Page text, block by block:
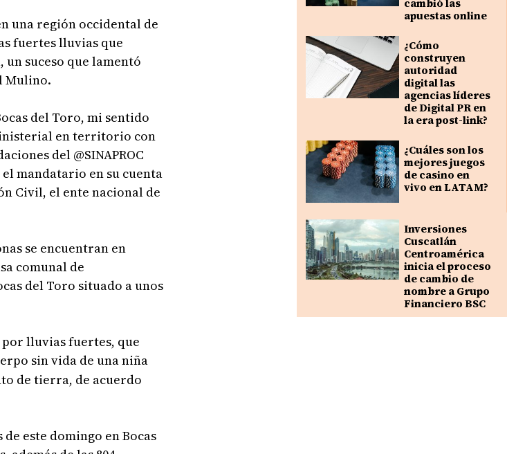
una región occidental de
fuertes lluvias que
suceso que lamentó
Mulino.
del Toro, mi sentido
en territorio con
del @SINAPROC
mandatario en su cuenta
Civil, el ente nacional de
se encuentran en
comunal de
del Toro situado a unos
por lluvias fuertes, que
sin vida de una niña
de tierra, de acuerdo
este domingo en Bocas
cambió las
apuestas online
¿Cómo
construyen
autoridad
digital las
agencias líderes
de Digital PR en
la era post-link?
¿Cuáles son los
mejores juegos
de casino en
vivo en LATAM?
Inversiones
Cuscatlán
Centroamérica
inicia el proceso
de cambio de
nombre a Grupo
Financiero BSC